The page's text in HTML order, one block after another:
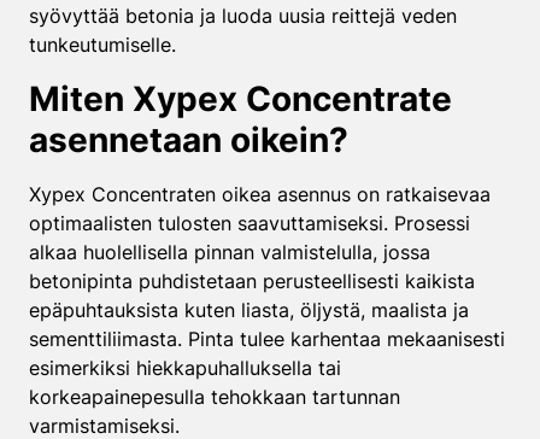
syövyttää betonia ja luoda uusia reittejä veden
tunkeutumiselle.
Miten Xypex Concentrate
asennetaan oikein?
Xypex Concentraten oikea asennus on ratkaisevaa
optimaalisten tulosten saavuttamiseksi. Prosessi
alkaa huolellisella pinnan valmistelulla, jossa
betonipinta puhdistetaan perusteellisesti kaikista
epäpuhtauksista kuten liasta, öljystä, maalista ja
sementtiliimasta. Pinta tulee karhentaa mekaanisesti
esimerkiksi hiekkapuhalluksella tai
korkeapainepesulla tehokkaan tartunnan
varmistamiseksi.